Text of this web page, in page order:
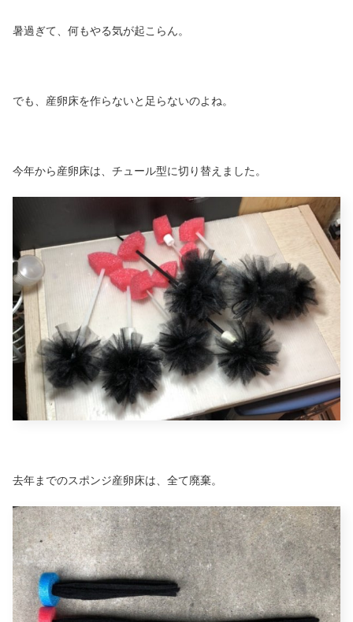
暑過ぎて、何もやる気が起こらん。
でも、産卵床を作らないと足らないのよね。
今年から産卵床は、チュール型に切り替えました。
去年までのスポンジ産卵床は、全て廃棄。